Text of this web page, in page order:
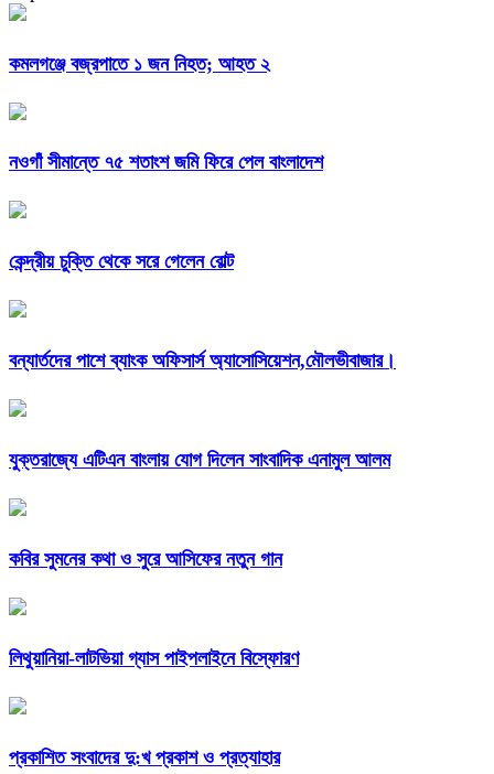
কমলগঞ্জে বজ্রপাতে ১ জন নিহত; আহত ২
নওগাঁ সীমান্তে ৭৫ শতাংশ জমি ফিরে পেল বাংলাদেশ
কেন্দ্রীয় চুক্তি থেকে সরে গেলেন বোল্ট
বন্যার্তদের পাশে ব্যাংক অফিসার্স অ্যাসোসিয়েশন,মৌলভীবাজার।
যুক্তরাজ্যে এটিএন বাংলায় যোগ দিলেন সাংবাদিক এনামুল আলম
কবির সুমনের কথা ও সুরে আসিফের নতুন গান
লিথুয়ানিয়া-লাটভিয়া গ্যাস পাইপলাইনে বিস্ফোরণ
প্রকাশিত সংবাদের দু:খ প্রকাশ ও প্রত্যাহার